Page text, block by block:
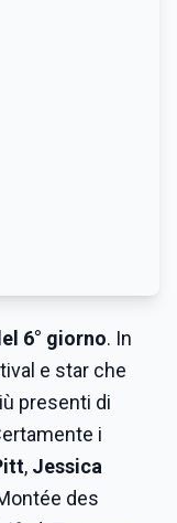
6° giorno. In
e star che
presenti di
i
, Jessica
des